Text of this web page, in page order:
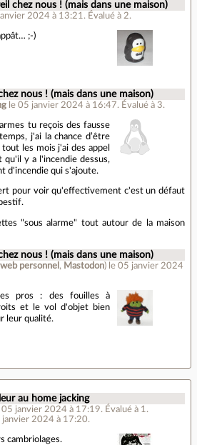
chez nous ! (mais dans une maison)
2024 à 13:21 . Évalué à 2.
;-)
nous ! (mais dans une maison)
le 05 janvier 2024 à 16:47. Évalué à 3.
tu reçois des fausse
j'ai la chance d’être
les mois j'ai des appel
y a l'incendie dessus,
d'incendie qui s'ajoute.
pour voir qu'effectivement c'est un défaut
"sous alarme" tout autour de la maison
nous ! (mais dans une maison)
personnel , Mastodon) le 05 janvier 2024
pros : des fouilles à
et le vol d'objet bien
leur qualité.
au home jacking
05 janvier 2024 à 17:19. Évalué à 1 .
janvier 2024 à 17:20.
cambriolages.